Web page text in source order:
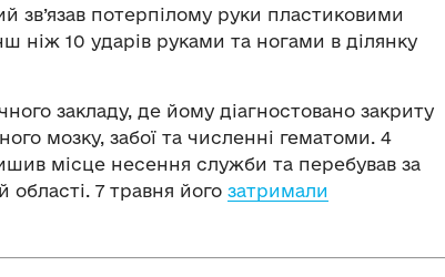
зв’язав потерпілому руки пластиковими
ніж 10 ударів руками та ногами в ділянку
закладу, де йому діагностовано закриту
мозку, забої та численні гематоми. 4
місце несення служби та перебував за
7 травня його затримали